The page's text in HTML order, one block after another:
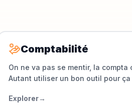
Comptabilité
On ne va pas se mentir, la compta
Autant utiliser un bon outil pour ça
Explorer→